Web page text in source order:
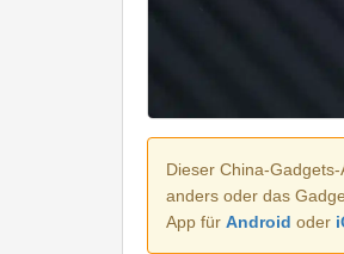
Dieser China-
anders oder das
App für Android oder